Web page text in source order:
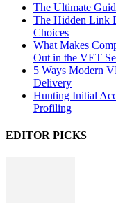
The Ultimate
The Hidden Link
Choices
What Makes
Out in the VET
5 Ways Modern
Delivery
Hunting Initial
Profiling
EDITOR PICKS